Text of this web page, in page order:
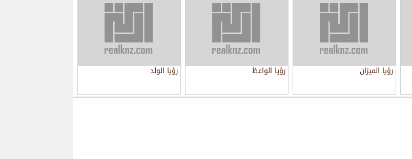
رؤيا الميزان رؤيا الواعظ رؤيا الولد